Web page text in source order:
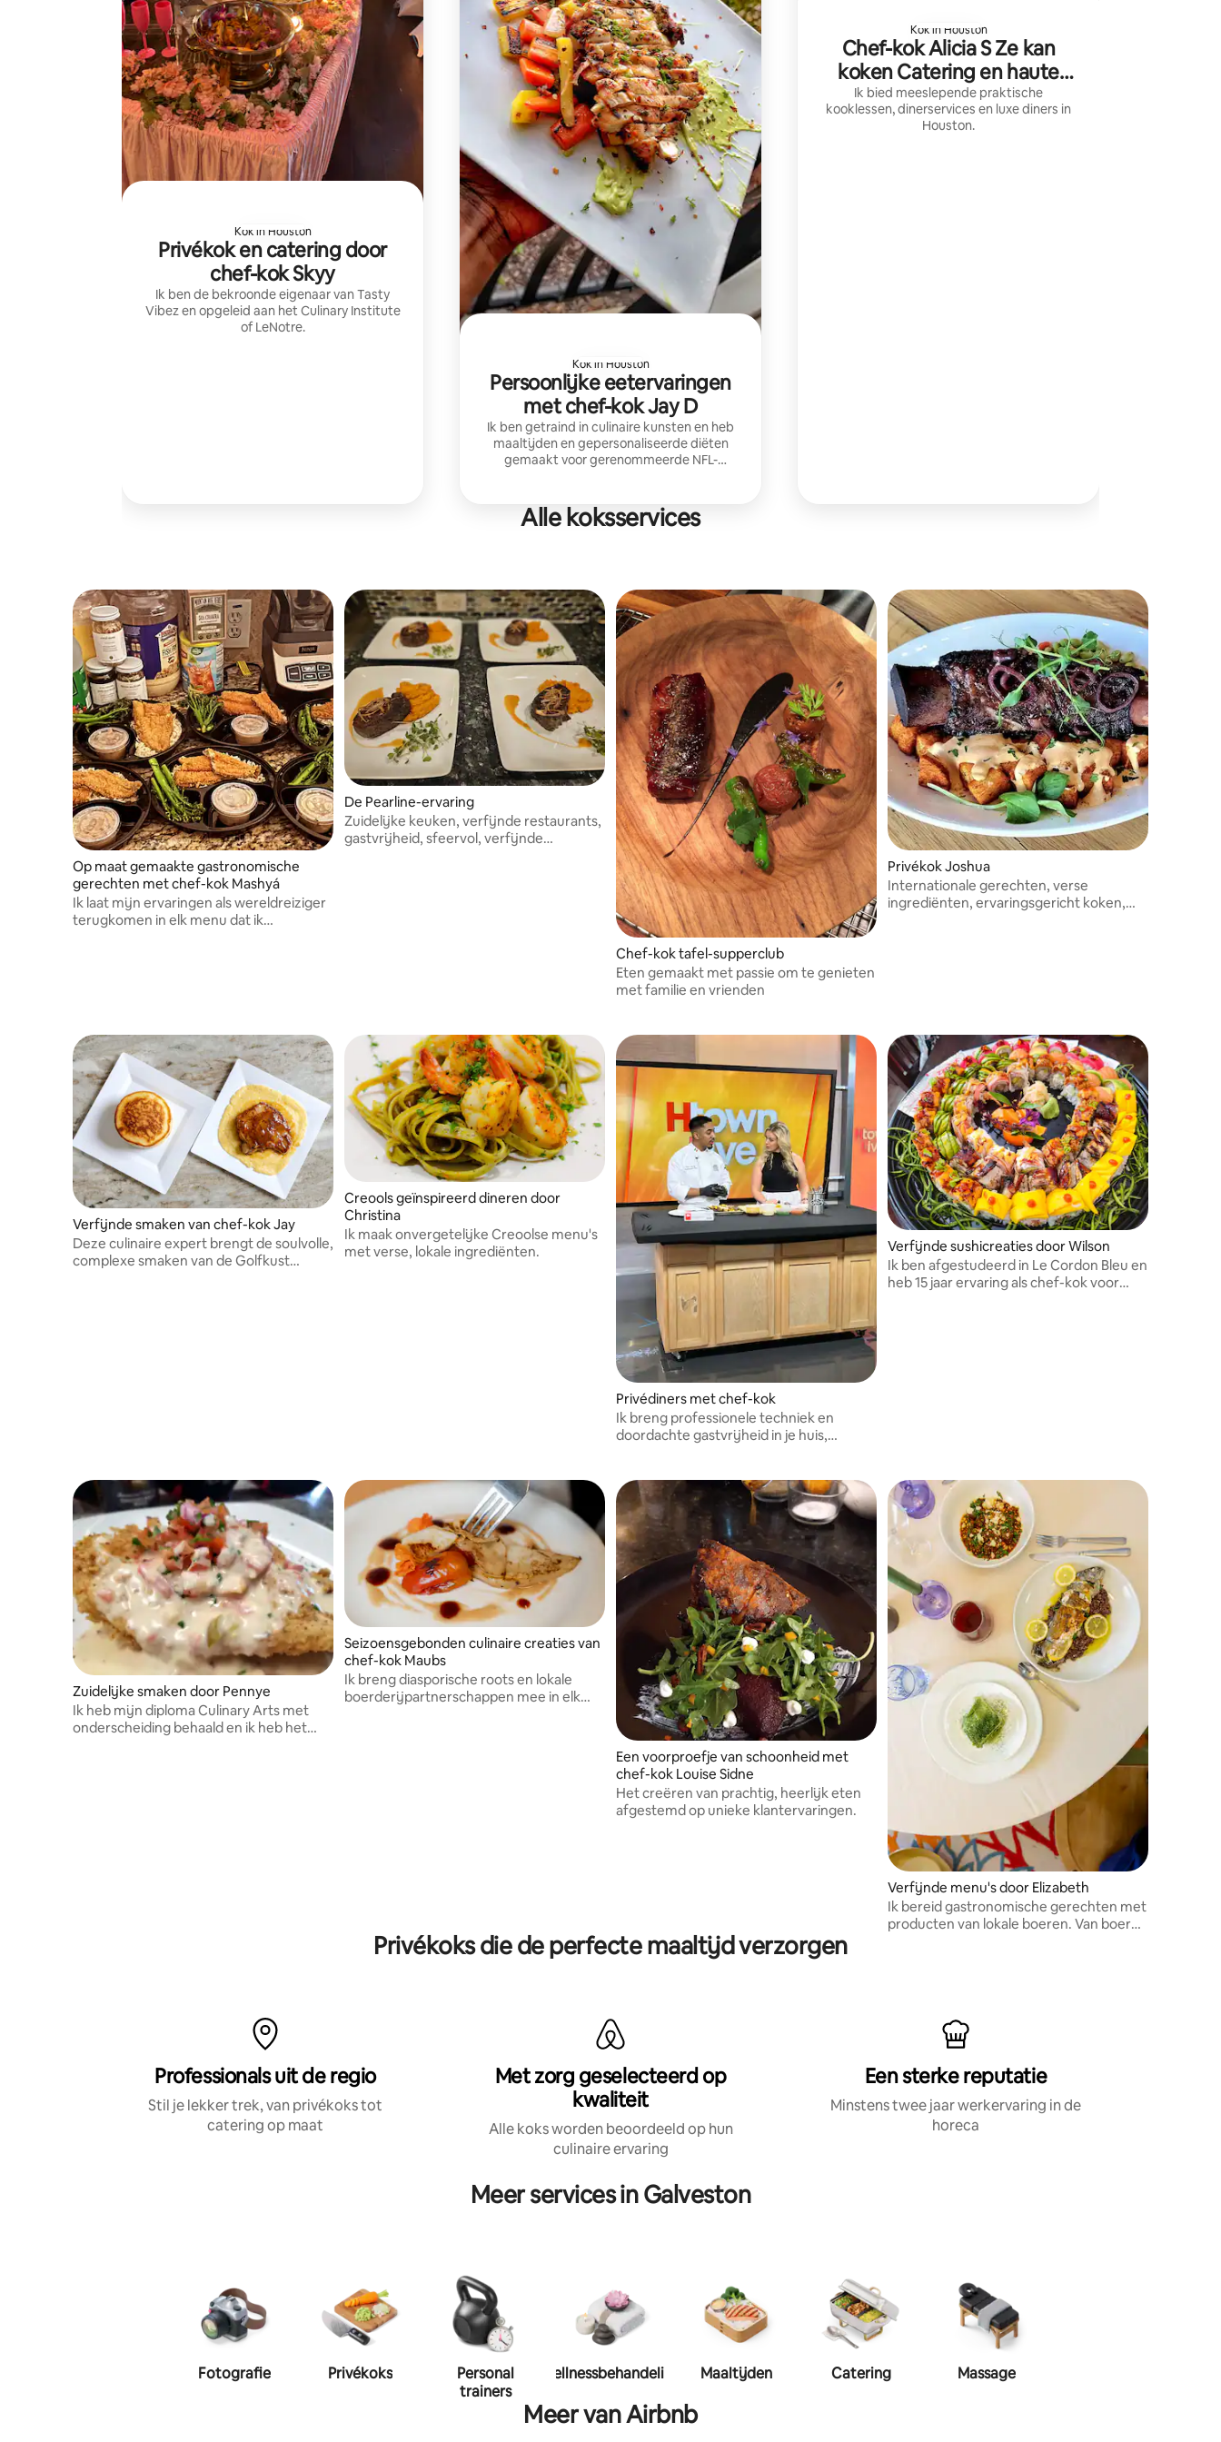
Kok in Houston
Privékok en catering door
chef-kok Skyy
Ik ben de bekroonde eigenaar van Tasty
Vibez en opgeleid aan het Culinary Institute
of LeNotre.
Kok in Houston
Persoonlijke eetervaringen
met chef-kok Jay D
Ik ben getraind in culinaire kunsten en heb
maaltijden en gepersonaliseerde diëten
gemaakt voor gerenommeerde NFL-
Kok in Houston
Chef-kok Alicia S Ze kan
koken Catering en haute
cuisine
Ik bied meeslepende praktische
kooklessen, dinerservices en luxe diners in
Houston.
Alle koksservices
Op maat gemaakte gastronomische
gerechten met chef-kok Mashyá
Ik laat mijn ervaringen als wereldreiziger
terugkomen in elk menu dat ik
De Pearline-ervaring
Zuidelijke keuken, verfijnde restaurants,
gastvrijheid, sfeervol, verfijnde
Chef-kok tafel-supperclub
Eten gemaakt met passie om te genieten
met familie en vrienden
Privékok Joshua
Internationale gerechten, verse
ingrediënten, ervaringsgericht koken,
Verfijnde smaken van chef-kok Jay
Deze culinaire expert brengt de soulvolle,
complexe smaken van de Golfkust
Creools geïnspireerd dineren door
Christina
Ik maak onvergetelijke Creoolse menu's
met verse, lokale ingrediënten.
Privédiners met chef-kok
Ik breng professionele techniek en
doordachte gastvrijheid in je huis,
ontstaan, zodat je kunt ontspannen en
genieten van uitzonderlijk eten.
Verfijnde sushicreaties door Wilson
Ik ben afgestudeerd in Le Cordon Bleu en
heb 15 jaar ervaring als chef-kok voor
Zuidelijke smaken door Pennye
Ik heb mijn diploma Culinary Arts met
onderscheiding behaald en ik heb het
Seizoensgebonden culinaire creaties van
chef-kok Maubs
Ik breng diasporische roots en lokale
boerderijpartnerschappen mee in elk
Een voorproefje van schoonheid met
chef-kok Louise Sidne
Het creëren van prachtig, heerlijk eten
afgestemd op unieke klantervaringen.
Verfijnde menu's door Elizabeth
Ik bereid gastronomische gerechten met
producten van lokale boeren. Van boer
Privékoks die de perfecte maaltijd verzorgen
Professionals uit de regio
Stil je lekker trek, van privékoks tot
catering op maat
Met zorg geselecteerd op
kwaliteit
Alle koks worden beoordeeld op hun
culinaire ervaring
Een sterke reputatie
Minstens twee jaar werkervaring in de
horeca
Meer services in Galveston
Fotografie Privékoks
Personal
trainers
Wellnessbehandeling Maaltijden Catering Massage
Meer van Airbnb